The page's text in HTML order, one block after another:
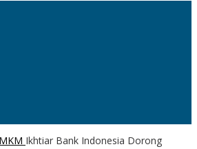
Ikhtiar Bank Indonesia Dorong